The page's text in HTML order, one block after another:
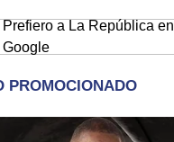
Prefiero a La República en
Google